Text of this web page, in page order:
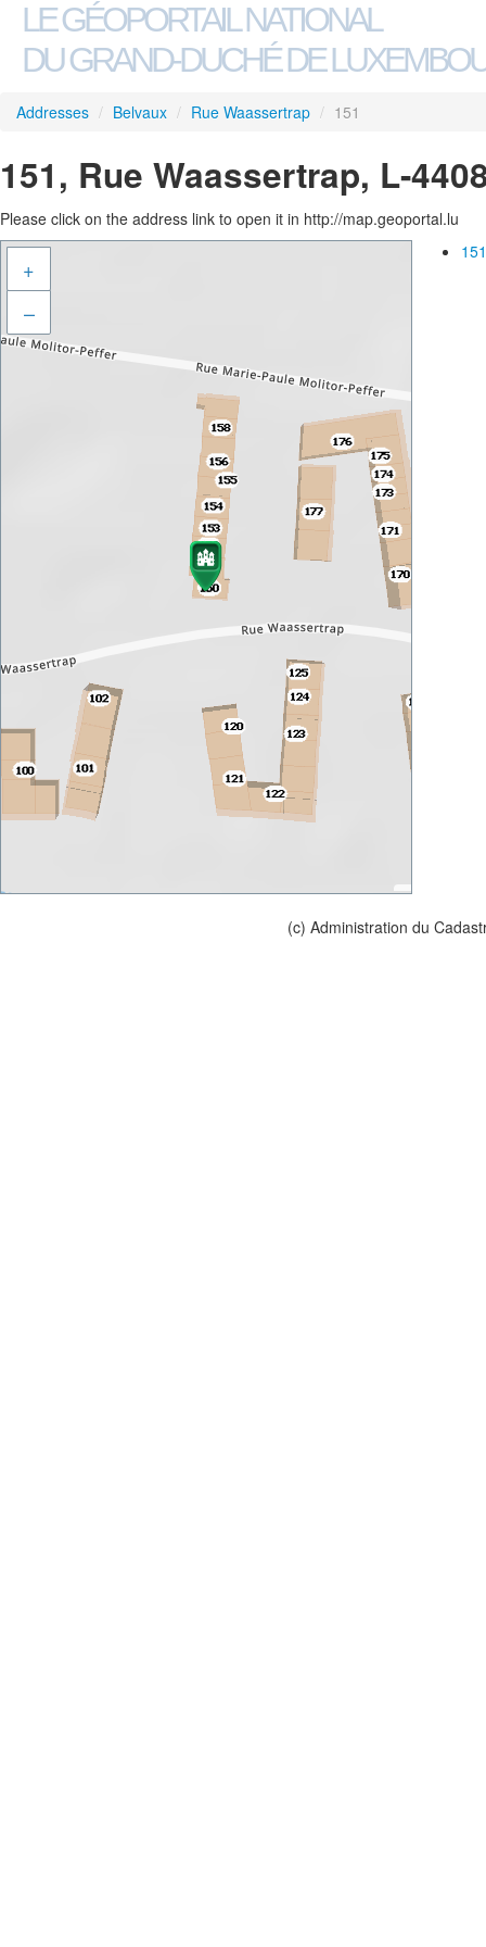
LE GÉOPORTAIL NATIONAL
DU GRAND-DUCHÉ DE
Addresses / Belvaux / Rue Waassertrap / 151
151, Rue Waassertrap, L-
Please click on the address link to open it in http://map.geoportal.lu
+
–
(c) Administration du